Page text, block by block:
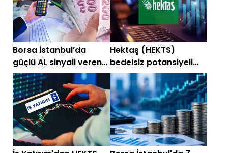
Borsa İstanbul’da
güçlü AL sinyali veren
hisseler
Hektaş (HEKTS)
bedelsiz potansiyeli
değişti